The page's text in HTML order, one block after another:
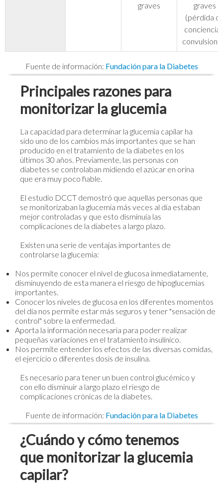
graves
graves
(pérdida
conciencia
Fuente de información: Fundación para la Diabetes
Principales razones para
monitorizar la glucemia
La capacidad para determinar la glucemia capilar ha
sido uno de los cambios más importantes que se han
producido en el tratamiento de la diabetes en los
últimos 30 años. Previamente, las personas con
diabetes se controlaban midiendo el azúcar en orina
que era muy poco fiable.
El estudio DCCT demostró que aquellas personas que
se monitorizaban la glucemia más veces al día estaban
mejor controladas y que esto disminuía las
complicaciones de la diabetes a largo plazo.
Existen una serie de ventajas importantes de
controlarse la glucemia:
Nos permite conocer el nivel de glucosa inmediatamente,
disminuyendo de esta manera el riesgo de hipoglucemias
importantes.
Conocer los niveles de glucosa en los diferentes momentos
del día nos permite estar más seguros y tener "sensación de
control" sobre la enfermedad.
Aporta la información necesaria para poder realizar
pequeñas variaciones en el tratamiento insulínico.
Nos permite entender los efectos de las diversas comidas,
el ejercicio o diferentes dosis de insulina.
Es necesario para tener un buen control glucémico y
con ello disminuir a largo plazo el riesgo de
complicaciones crónicas de la diabetes.
Fuente de información: Fundación para la Diabetes
¿Cuándo y cómo tenemos
que monitorizar la glucemia
capilar?